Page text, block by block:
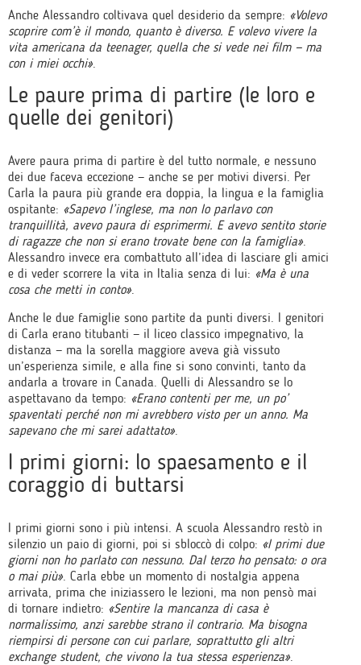
Anche Alessandro coltivava quel desiderio da sempre: «Volevo
scoprire com’è il mondo, quanto è diverso. E volevo vivere la
vita americana da teenager, quella che si vede nei film — ma
con i miei occhi».
Le paure prima di partire (le loro e
quelle dei genitori)
Avere paura prima di partire è del tutto normale, e nessuno
dei due faceva eccezione — anche se per motivi diversi. Per
Carla la paura più grande era doppia, la lingua e la famiglia
ospitante: «Sapevo l’inglese, ma non lo parlavo con
tranquillità, avevo paura di esprimermi. E avevo sentito storie
di ragazze che non si erano trovate bene con la famiglia».
Alessandro invece era combattuto all’idea di lasciare gli amici
e di veder scorrere la vita in Italia senza di lui: «Ma è una
cosa che metti in conto».
Anche le due famiglie sono partite da punti diversi. I genitori
di Carla erano titubanti — il liceo classico impegnativo, la
distanza — ma la sorella maggiore aveva già vissuto
un’esperienza simile, e alla fine si sono convinti, tanto da
andarla a trovare in Canada. Quelli di Alessandro se lo
aspettavano da tempo: «Erano contenti per me, un po’
spaventati perché non mi avrebbero visto per un anno. Ma
sapevano che mi sarei adattato».
I primi giorni: lo spaesamento e il
coraggio di buttarsi
I primi giorni sono i più intensi. A scuola Alessandro restò in
silenzio un paio di giorni, poi si sbloccò di colpo: «I primi due
giorni non ho parlato con nessuno. Dal terzo ho pensato: o ora
o mai più». Carla ebbe un momento di nostalgia appena
arrivata, prima che iniziassero le lezioni, ma non pensò mai
di tornare indietro: «Sentire la mancanza di casa è
normalissimo, anzi sarebbe strano il contrario. Ma bisogna
riempirsi di persone con cui parlare, soprattutto gli altri
exchange student, che vivono la tua stessa esperienza».